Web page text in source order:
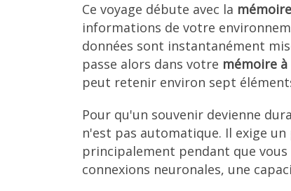
Ce voyage débute avec la
informations de votre
données sont instantanément
passe alors dans votre mémoire
peut retenir environ sept
Pour qu'un souvenir devienne
n'est pas automatique. Il exige
principalement pendant que
connexions neuronales, une